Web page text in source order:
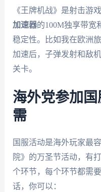
《王牌机战》是射击游
加速器的100M独享带宽
稳定性。比如我在欧洲
加速后，子弹发射和敌
关卡。
海外党参加
需
国服活动是海外玩家最
院》的万圣节活动，有
个环节，每个环节都需
话，你可以：